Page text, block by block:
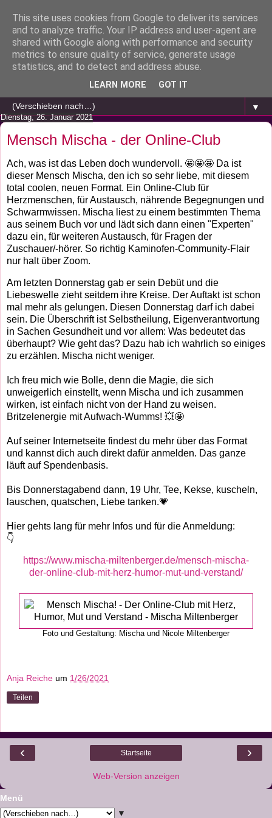
▼
Dienstag, 26. Januar 2021
Mensch Mischa - der Online-Club
Ach, was ist das Leben doch wundervoll. 🤩🤩🤩 Da ist
dieser Mensch Mischa, den ich so sehr liebe, mit diesem
total coolen, neuen Format. Ein Online-Club für
Herzmenschen, für Austausch, nährende Begegnungen und
Schwarmwissen. Mischa liest zu einem bestimmten Thema
aus seinem Buch vor und lädt sich dann einen "Experten"
dazu ein, für weiteren Austausch, für Fragen der
Zuschauer/-hörer. So richtig Kaminofen-Community-Flair
nur halt über Zoom.
Am letzten Donnerstag gab er sein Debüt und die
Liebeswelle zieht seitdem ihre Kreise. Der Auftakt ist schon
mal mehr als gelungen. Diesen Donnerstag darf ich dabei
sein. Die Überschrift ist Selbstheilung, Eigenverantwortung
in Sachen Gesundheit und vor allem: Was bedeutet das
überhaupt? Wie geht das? Dazu hab ich wahrlich so einiges
zu erzählen. Mischa nicht weniger.
Ich freu mich wie Bolle, denn die Magie, die sich
unweigerlich einstellt, wenn Mischa und ich zusammen
wirken, ist einfach nicht von der Hand zu weisen.
Britzelenergie mit Aufwach-Wumms! 💥🤩
Auf seiner Internetseite findest du mehr über das Format
und kannst dich auch direkt dafür anmelden. Das ganze
läuft auf Spendenbasis.
Bis Donnerstagabend dann, 19 Uhr, Tee, Kekse, kuscheln,
lauschen, quatschen, Liebe tanken.💗
Hier gehts lang für mehr Infos und für die Anmeldung:
👇
https://www.mischa-miltenberger.de/mensch-mischa-
der-online-club-mit-herz-humor-mut-und-verstand/
Foto und Gestaltung: Mischa und Nicole Miltenberger
Anja Reiche um 1/26/2021
Teilen
‹ ›
Startseite
Web-Version anzeigen
Menü
▼
This site uses cookies from Google to deliver its services
and to analyze traffic. Your IP address and user-agent are
shared with Google along with performance and security
metrics to ensure quality of service, generate usage
statistics, and to detect and address abuse.
LEARN MORE GOT IT